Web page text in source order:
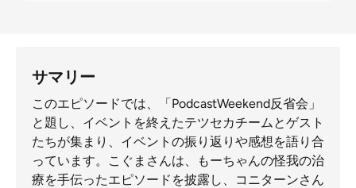
サマリー
このエピソードでは、「PodcastWeekend反省会」
と題し、イベントを終えたテツセカチームとゲスト
たちが集まり、イベントの振り返りや感想を語り合
っています。こぐまさんは、もーちゃんの怪我の治
療を手伝ったエピソードを披露し、コニターンさん